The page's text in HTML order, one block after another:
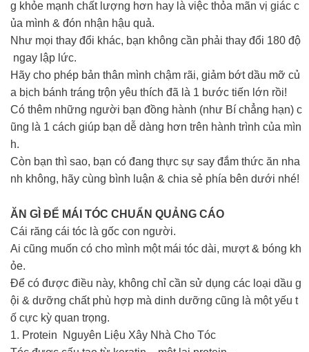
g khỏe mạnh chất lượng hơn hay là việc thỏa mãn vị giác c
ủa mình & đón nhận hậu quả.
Như mọi thay đổi khác, bạn không cần phải thay đổi 180 độ
ngay lập lức.
Hãy cho phép bản thân mình chậm rãi, giảm bớt dầu mỡ củ
a bịch bánh tráng trộn yêu thích đã là 1 bước tiến lớn rồi!
Có thêm những người bạn đồng hành (như Bí chẳng hạn) c
ũng là 1 cách giúp bạn dễ dàng hơn trên hành trình của mìn
h.
Còn bạn thì sao, bạn có đang thực sự say đắm thức ăn nha
nh không, hãy cùng bình luận & chia sẻ phía bên dưới nhé!
ĂN GÌ ĐỂ MÁI TÓC CHUẨN QUẢNG CÁO
Cái răng cái tóc là gốc con người.
Ai cũng muốn có cho mình một mái tóc dài, mượt & bóng kh
ỏe.
Để có được điều này, không chỉ cần sử dụng các loại dầu g
ội & dưỡng chất phù hợp mà dinh dưỡng cũng là một yếu t
ố cực kỳ quan trọng.
1. Protein Nguyên Liệu Xây Nhà Cho Tóc